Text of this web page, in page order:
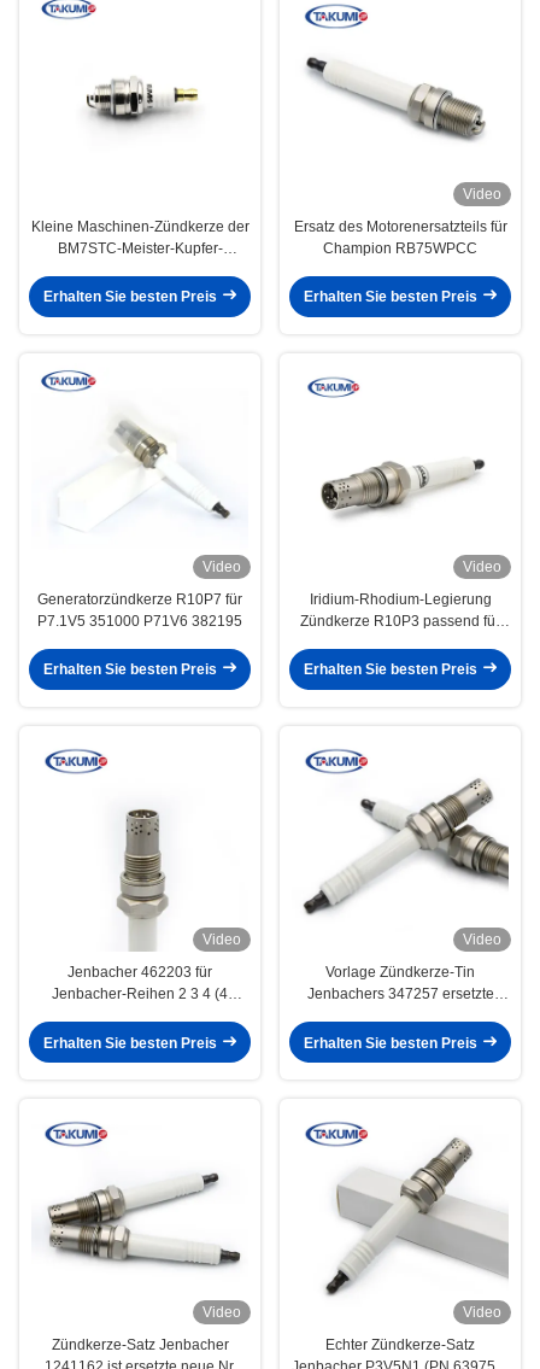
Kleine Maschinen-Zündkerze der
BM7STC-Meister-Kupfer-
Erhalten Sie besten Preis
Video
Ersatz des Motorenersatzteils für
Champion RB75WPCC
Erhalten Sie besten Preis
Video
Generatorzündkerze R10P7 für
P7.1V5 351000 P71V6 382195
Erhalten Sie besten Preis
Video
Iridium-Rhodium-Legierung
Zündkerze R10P3 passend für
Serie
Erhalten Sie besten Preis
Video
Jenbacher 462203 für
Jenbacher-Reihen 2 3 4 (4
320 Maschinen
Erhalten Sie besten Preis
Video
Vorlage Zündkerze-Tin
Jenbachers 347257 ersetzte
Jenbacher 420 320 Maschinen
Erhalten Sie besten Preis
Video
Zündkerze-Satz Jenbacher
Video
Echter Zündkerze-Satz